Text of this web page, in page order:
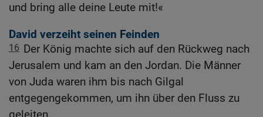
und bring alle deine Leute mit!«
David verzeiht seinen Feinden
16 Der König machte sich auf den Rückweg nach
Jerusalem und kam an den Jordan. Die Männer
von Juda waren ihm bis nach Gilgal
entgegengekommen, um ihn über den Fluss zu
geleiten.